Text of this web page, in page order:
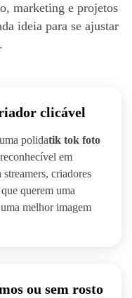
marketing e projetos
ideia para se ajustar
clicável
polidatik tok foto
em
criadores
querem uma
melhor imagem
ou sem rosto